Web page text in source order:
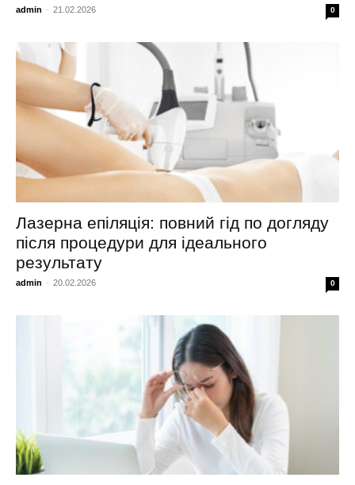
admin - 21.02.2026 0
Лазерна епіляція: повний гід по догляду
після процедури для ідеального
результату
admin - 20.02.2026 0